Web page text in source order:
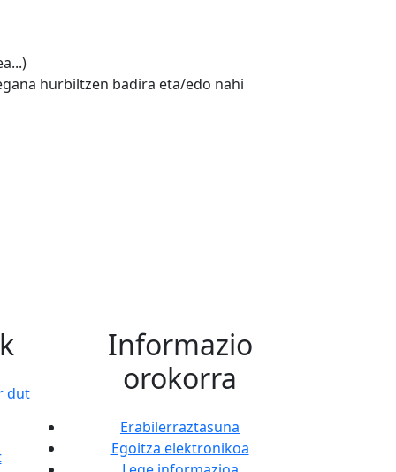
hurbiltzen badira eta/edo nahi
dut
Informazio
orokorra
Erabilerraztasuna
Egoitza elektronikoa